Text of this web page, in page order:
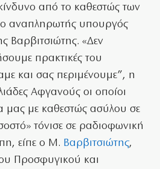
από το καθεστώς των
ο αναπληρωτής υπουργός
Βαρβιτσιώτης. «Δεν
πρακτικές του
και σας περιμένουμε”, η
Αφγανούς οι οποίοι
μας με καθεστώς ασύλου σε
τόνισε σε ραδιοφωνική
είπε ο Μ. Βαρβιτσιώτης,
Προσφυγικού και